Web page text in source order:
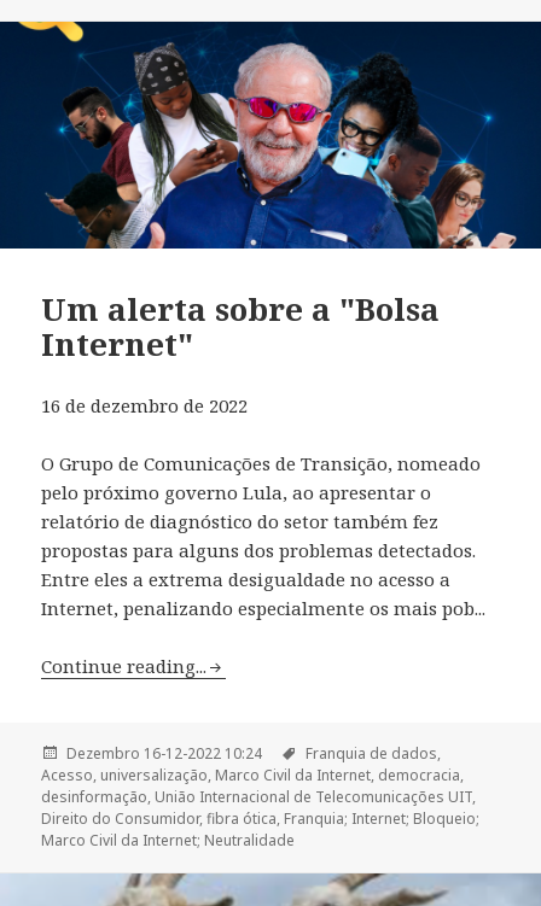
Um alerta sobre a "Bolsa
Internet"
16 de dezembro de 2022
O Grupo de Comunicações de Transição, nomeado
pelo próximo governo Lula, ao apresentar o
relatório de diagnóstico do setor também fez
propostas para alguns dos problemas detectados.
Entre eles a extrema desigualdade no acesso a
Internet, penalizando especialmente os mais pob...
Continue reading...
Dezembro 16-12-2022 10:24
Franquia de dados,
Acesso, universalização, Marco Civil da Internet, democracia,
desinformação, União Internacional de Telecomunicações UIT,
Direito do Consumidor, fibra ótica, Franquia; Internet; Bloqueio;
Marco Civil da Internet; Neutralidade